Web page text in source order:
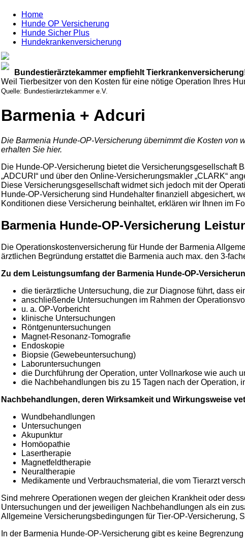
Home
Hunde OP Versicherung
Hunde Sicher Plus
Hundekrankenversicherung
Bundestierärztekammer empfiehlt
Weil Tierbesitzer von den Kosten für eine nötige Operation Ihres
Quelle: Bundestierärztekammer e.V.
Barmenia + Adcuri
Die Barmenia Hunde-OP-Versicherung übernimmt die Kosten von
erhalten Sie hier.
Die Hunde-OP-Versicherung bietet die Versicherungsgesellschaft
„ADCURI“ und über den Online-Versicherungsmakler „CLARK“
Diese Versicherungsgesellschaft widmet sich jedoch mit der
Hunde-OP-Versicherung sind Hundehalter finanziell abgesichert,
Konditionen diese Versicherung beinhaltet, erklären wir Ihnen im
Barmenia Hunde-OP-Versicherung
Die Operationskostenversicherung für Hunde der Barmenia
ärztlichen Begründung erstattet die Barmenia auch max. den 3-
Zu dem Leistungsumfang der Barmenia Hunde-OP-
die tierärztliche Untersuchung, die zur Diagnose führt, dass
anschließende Untersuchungen im Rahmen der
u. a. OP-Vorbericht
klinische Untersuchungen
Röntgenuntersuchungen
Magnet-Resonanz-Tomografie
Endoskopie
Biopsie (Gewebeuntersuchung)
Laboruntersuchungen
die Durchführung der Operation, unter Vollnarkose wie auch
die Nachbehandlungen bis zu 15 Tagen nach der Operation,
Nachbehandlungen, deren Wirksamkeit und Wirkungsweise
Wundbehandlungen
Untersuchungen
Akupunktur
Homöopathie
Lasertherapie
Magnetfeldtherapie
Neuraltherapie
Medikamente und Verbrauchsmaterial, die vom Tierarzt
Sind mehrere Operationen wegen der gleichen Krankheit oder
Untersuchungen und der jeweiligen Nachbehandlungen als ein
Allgemeine Versicherungsbedingungen für Tier-OP-Versicherung,
In der Barmenia Hunde-OP-Versicherung gibt es keine